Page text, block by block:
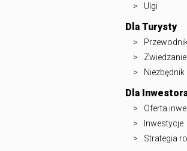
Ulgi
Dla Turysty
Zwiedzanie
Niezbędnik
Dla
Oferta
Inwestycje
Strategia